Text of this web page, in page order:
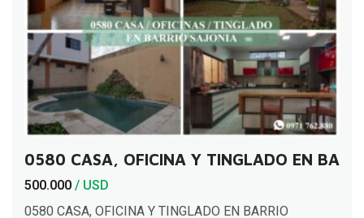
0580 CASA, OFICINA Y TINGLADO EN
500.000 / USD
0580 CASA, OFICINA Y TINGLADO EN BARRIO